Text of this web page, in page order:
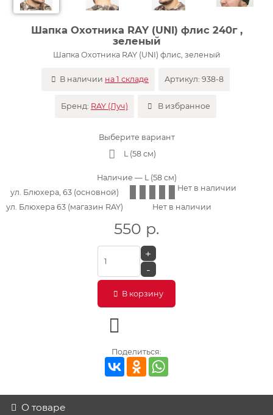
Шапка Охотника RAY (UNI) флис 240г ,
зеленый
Шапка Охотника RAY (UNI) флис, зеленый
В наличии на 1 складе Артикул:938-8
Бренд: RAY (Луч) В избранное
Выберите вариант
L (58 см)
Наличие — L (58 см)
ул. Блюхера, 63 (основной)
Нет в наличии
ул. Блюхера 63 (магазин RAY) Нет в наличии
550 р.
+
-
В корзину
Поделиться:
О товаре